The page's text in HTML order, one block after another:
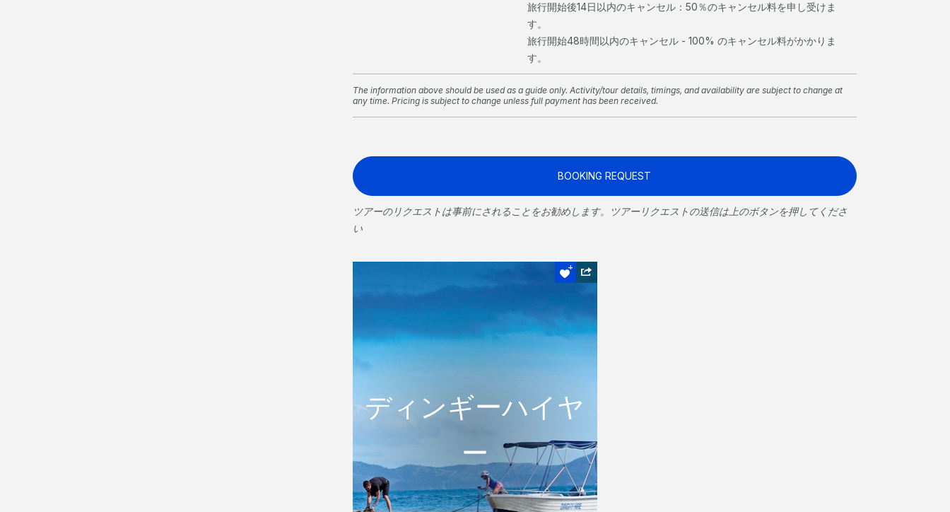
旅行開始後14日以内のキャンセル：50％のキャンセル料を申し受けま
す。
旅行開始48時間以内のキャンセル - 100% のキャンセル料がかかりま
す。
The information above should be used as a guide only. Activity/tour details, timings, and availability are subject to change at
any time. Pricing is subject to change unless full payment has been received.
BOOKING REQUEST
ツアーのリクエストは事前にされることをお勧めします。ツアーリクエストの送信は上のボタンを押してくださ
い
ディンギーハイヤ
ー
日常からの脱出
ディンギーハイ
ヤー
あまり知られていない入り江を訪れ、エイ
やカメを発見しましょう。またダイビング
や釣りをしたりゆっくり眺めを楽しみまし
ょう。